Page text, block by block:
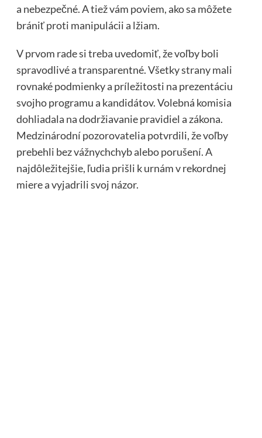
a nebezpečné. A tiež vám poviem, ako sa môžete
brániť proti manipulácii a lžiam.
V prvom rade si treba uvedomiť, že voľby boli
spravodlivé a transparentné. Všetky strany mali
rovnaké podmienky a príležitosti na prezentáciu
svojho programu a kandidátov. Volebná komisia
dohliadala na dodržiavanie pravidiel a zákona.
Medzinárodní pozorovatelia potvrdili, že voľby
prebehli bez vážnychchyb alebo porušení. A
najdôležitejšie, ľudia prišli k urnám v rekordnej
miere a vyjadrili svoj názor.